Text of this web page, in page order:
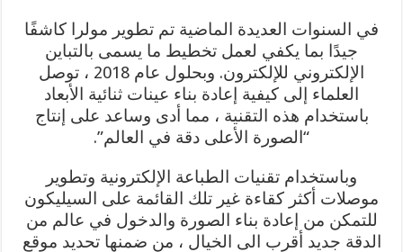
في السنوات العديدة الماضية تم تطوير مولرا كاشفًا
جيدًا بما يكفي لعمل تخطيط ما يسمى بالتباين
الإلكتروني للإلكترون. وبحلول عام 2018 ، توصل
العلماء إلى كيفية إعادة بناء عينات ثنائية الأبعاد
باستخدام هذه التقنية ، مما أدى وساعد على إنتاج
“الصورة الأعلى دقة في العالم”.
وباستخدام تقنيات الطباعة الإلكترونية وتطوير
موصلات أكثر كقاءة غير تلك القائمة على السيليكون
للتمكن من إعادة بناء الصورة والدخول في عالم من
الدقة جديد أقرب الى الخيال ، من ضمنها تحديد موقع